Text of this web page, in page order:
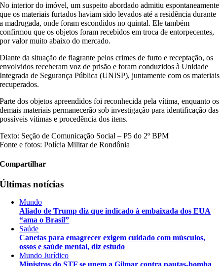
No interior do imóvel, um suspeito abordado admitiu espontaneamente
que os materiais furtados haviam sido levados até a residência durante
a madrugada, onde foram escondidos no quintal. Ele também
confirmou que os objetos foram recebidos em troca de entorpecentes,
por valor muito abaixo do mercado.
Diante da situação de flagrante pelos crimes de furto e receptação, os
envolvidos receberam voz de prisão e foram conduzidos à Unidade
Integrada de Segurança Pública (UNISP), juntamente com os materiais
recuperados.
Parte dos objetos apreendidos foi reconhecida pela vítima, enquanto os
demais materiais permanecerão sob investigação para identificação das
possíveis vítimas e procedência dos itens.
Texto: Seção de Comunicação Social – P5 do 2º BPM
Fonte e fotos: Polícia Militar de Rondônia
Compartilhar
Últimas notícias
Mundo
Aliado de Trump diz que indicado à embaixada dos EUA
“ama o Brasil”
Saúde
Canetas para emagrecer exigem cuidado com músculos,
ossos e saúde mental, diz estudo
Mundo Jurídico